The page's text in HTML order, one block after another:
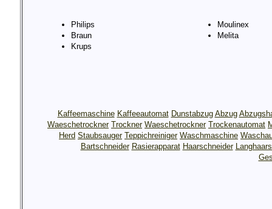
Philips
Braun
Krups
Moulinex
Melita
Kaffeemaschine Kaffeeautomat Dunstabzug Abzug
Waeschetrockner Trockner Waeschetrockner Trockenautomat
Herd Staubsauger Teppichreiniger Waschmaschine
Bartschneider Rasierapparat Haarschneider